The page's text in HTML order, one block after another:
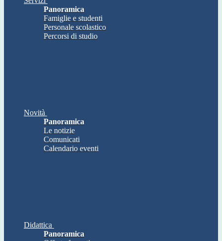
Panoramica
Famiglie e studenti
Personale scolastico
Percorsi di studio
Novità
Panoramica
Le notizie
Comunicati
Calendario eventi
Didattica
Panoramica